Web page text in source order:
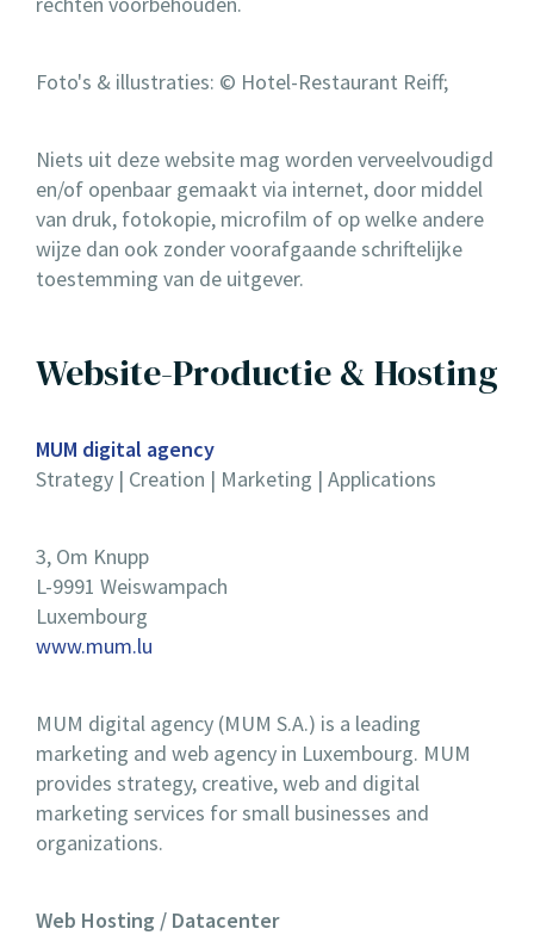
Foto's & illustraties: © Hotel-Restaurant Reiff;
Niets uit deze website mag worden verveelvoudigd
en/of openbaar gemaakt via internet, door middel
van druk, fotokopie, microfilm of op welke andere
wijze dan ook zonder voorafgaande schriftelijke
toestemming van de uitgever.
Website-Productie & Hosting
MUM digital agency
Strategy | Creation | Marketing | Applications
3, Om Knupp
L-9991 Weiswampach
Luxembourg
www.mum.lu
MUM digital agency (MUM S.A.) is a leading
marketing and web agency in Luxembourg. MUM
provides strategy, creative, web and digital
marketing services for small businesses and
organizations.
Web Hosting / Datacenter